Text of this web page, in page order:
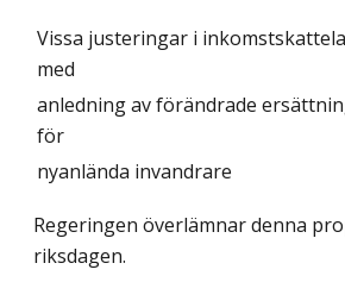
Vissa justeringar i
med
anledning av förändrade
för
nyanlända invandrare
Regeringen överlämnar denna
riksdagen.